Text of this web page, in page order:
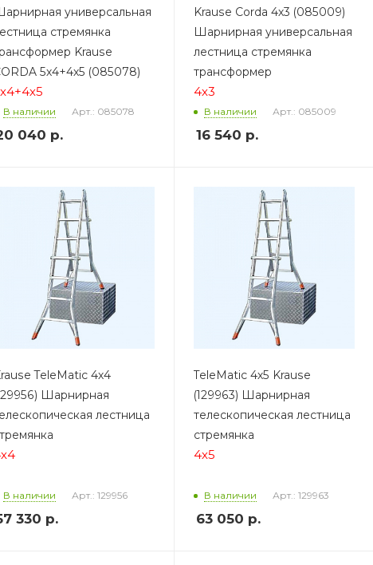
универсальная
стремянка
Krause
5х4+4х5 (085078)
В наличии Арт.: 085078
040 р.
Krause Corda 4х3 (085009)
Шарнирная универсальная
лестница стремянка
трансформер
4х3
В наличии Арт.: 085009
16 540 р.
TeleMatic 4х4
Шарнирная
лестница
В наличии Арт.: 129956
330 р.
TeleMatic 4х5 Krause
(129963) Шарнирная
телескопическая лестница
стремянка
4х5
В наличии Арт.: 129963
63 050 р.